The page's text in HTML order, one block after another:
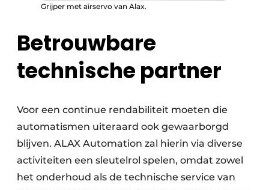
Grijper met airservo van Alax.
Betrouwbare
technische partner
Voor een continue rendabiliteit moeten die
automatismen uiteraard ook gewaarborgd
blijven. ALAX Automation zal hierin via diverse
activiteiten een sleutelrol spelen, omdat zowel
het onderhoud als de technische service van